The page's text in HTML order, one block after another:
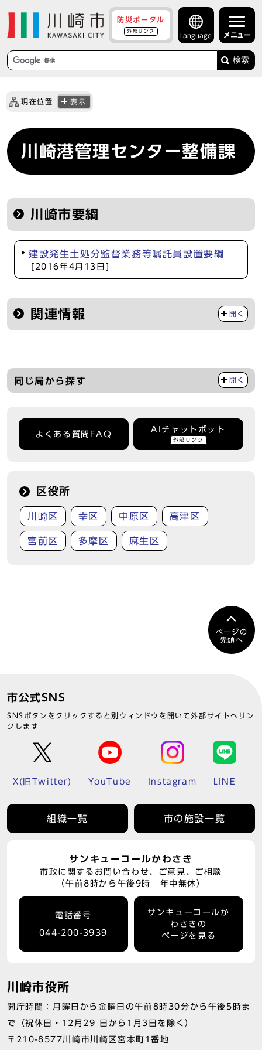
防災ポータル
外部リンク
Language メニュー
検索
現在位置 表示
川崎港管理センター整備課
川崎市要綱
建設発生土処分監督業務等嘱託員設置要綱
[2016年4月13日]
関連情報 開く
同じ局から探す 開く
よくある質問FAQ
AIチャットボット
外部リンク
区役所
川崎区 幸区 中原区 高津区
宮前区 多摩区 麻生区
ページの
先頭へ
市公式SNS
SNSボタンをクリックすると別ウィンドウを開いて外部サイトへリン
クします
X(旧Twitter) YouTube Instagram LINE
組織一覧 市の施設一覧
サンキューコールかわさき
市政に関するお問い合わせ、ご意見、ご相談
（午前8時から午後9時 年中無休）
電話番号
044-200-3939
サンキューコールか
わさきの
ページを見る
川崎市役所
開庁時間：月曜日から金曜日の午前8時30分から午後5時ま
で（祝休日・12月29 日から1月3日を除く）
〒210-8577川崎市川崎区宮本町1番地